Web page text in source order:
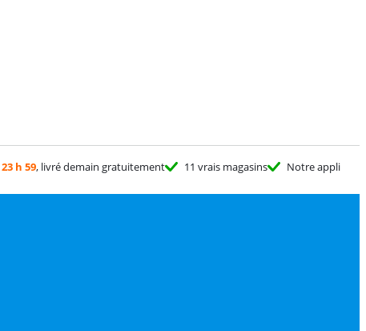
23 h 59, livré demain gratuitement 11 vrais magasins Notre appli